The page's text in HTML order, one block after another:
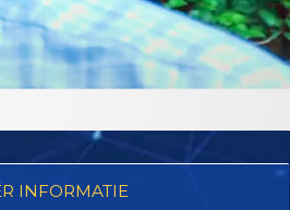
INFORMATIE